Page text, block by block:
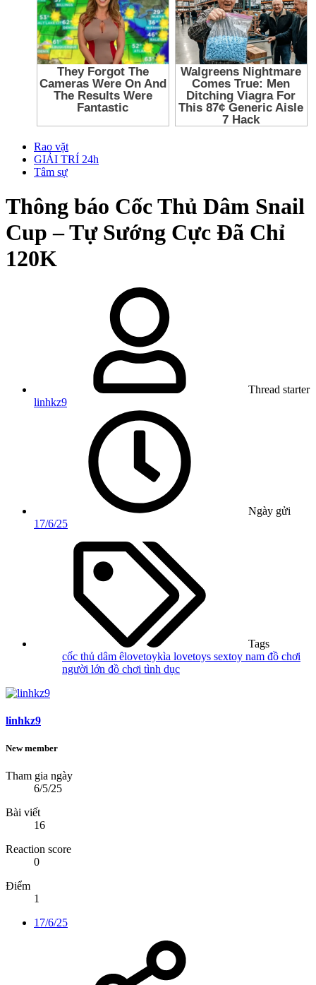
Rao vặt
GIẢI TRÍ 24h
Tâm sự
Thông báo Cốc Thủ Dâm Snail
Cup – Tự Sướng Cực Đã Chỉ
120K
Thread starter
linhkz9
Ngày gửi
17/6/25
Tags
cốc thủ dâm êlovetoykìa lovetoys sextoy nam đồ chơi
người lớn đồ chơi tình dục
linhkz9
New member
Tham gia ngày
6/5/25
Bài viết
16
Reaction score
0
Điểm
1
17/6/25